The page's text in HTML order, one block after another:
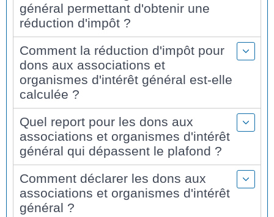
général permettant d'obtenir une
réduction d'impôt ?
Comment la réduction d'impôt pour
dons aux associations et
organismes d'intérêt général est-elle
calculée ?
Quel report pour les dons aux
associations et organismes d'intérêt
général qui dépassent le plafond ?
Comment déclarer les dons aux
associations et organismes d'intérêt
général ?